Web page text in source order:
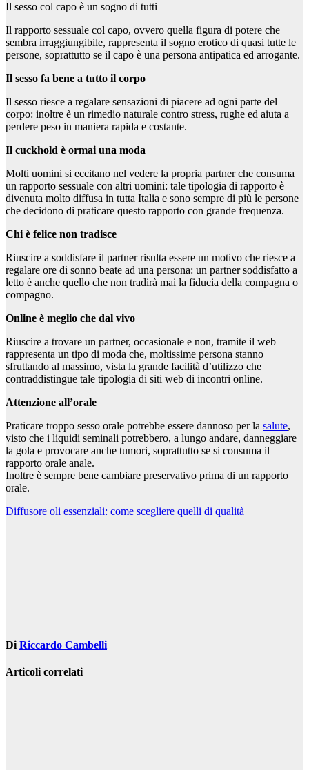
Il sesso col capo è un sogno di tutti
Il rapporto sessuale col capo, ovvero quella figura di potere che
sembra irraggiungibile, rappresenta il sogno erotico di quasi tutte le
persone, soprattutto se il capo è una persona antipatica ed arrogante.
Il sesso fa bene a tutto il corpo
Il sesso riesce a regalare sensazioni di piacere ad ogni parte del
corpo: inoltre è un rimedio naturale contro stress, rughe ed aiuta a
perdere peso in maniera rapida e costante.
Il cuckhold è ormai una moda
Molti uomini si eccitano nel vedere la propria partner che consuma
un rapporto sessuale con altri uomini: tale tipologia di rapporto è
divenuta molto diffusa in tutta Italia e sono sempre di più le persone
che decidono di praticare questo rapporto con grande frequenza.
Chi è felice non tradisce
Riuscire a soddisfare il partner risulta essere un motivo che riesce a
regalare ore di sonno beate ad una persona: un partner soddisfatto a
letto è anche quello che non tradirà mai la fiducia della compagna o
compagno.
Online è meglio che dal vivo
Riuscire a trovare un partner, occasionale e non, tramite il web
rappresenta un tipo di moda che, moltissime persona stanno
sfruttando al massimo, vista la grande facilità d’utilizzo che
contraddistingue tale tipologia di siti web di incontri online.
Attenzione all’orale
Praticare troppo sesso orale potrebbe essere dannoso per la salute,
visto che i liquidi seminali potrebbero, a lungo andare, danneggiare
la gola e provocare anche tumori, soprattutto se si consuma il
rapporto orale anale.
Inoltre è sempre bene cambiare preservativo prima di un rapporto
orale.
Navigazione
Diffusore oli essenziali: come scegliere quelli di qualità
Di Riccardo Cambelli
Articoli correlati